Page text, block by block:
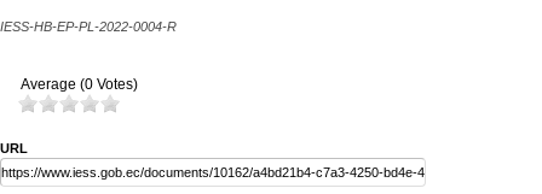
IESS-HB-EP-PL-2022-0004-R
Average (0 Votes)
URL